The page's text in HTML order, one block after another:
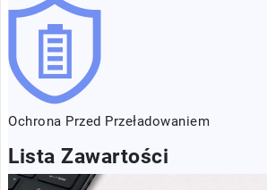
Ochrona Przed Przeładowaniem
Lista Zawartości